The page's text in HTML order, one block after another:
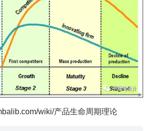
wiki/产品生命周期理论